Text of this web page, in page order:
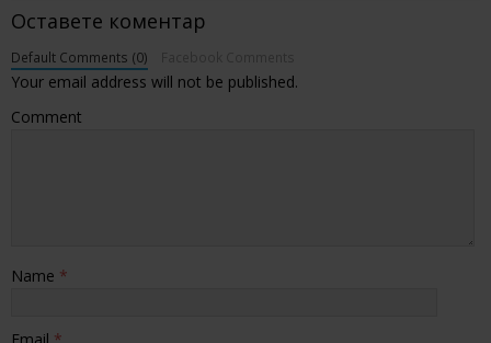
Оставете коментар
Default Comments (0)
Your email address will not be published.
Comment
Name *